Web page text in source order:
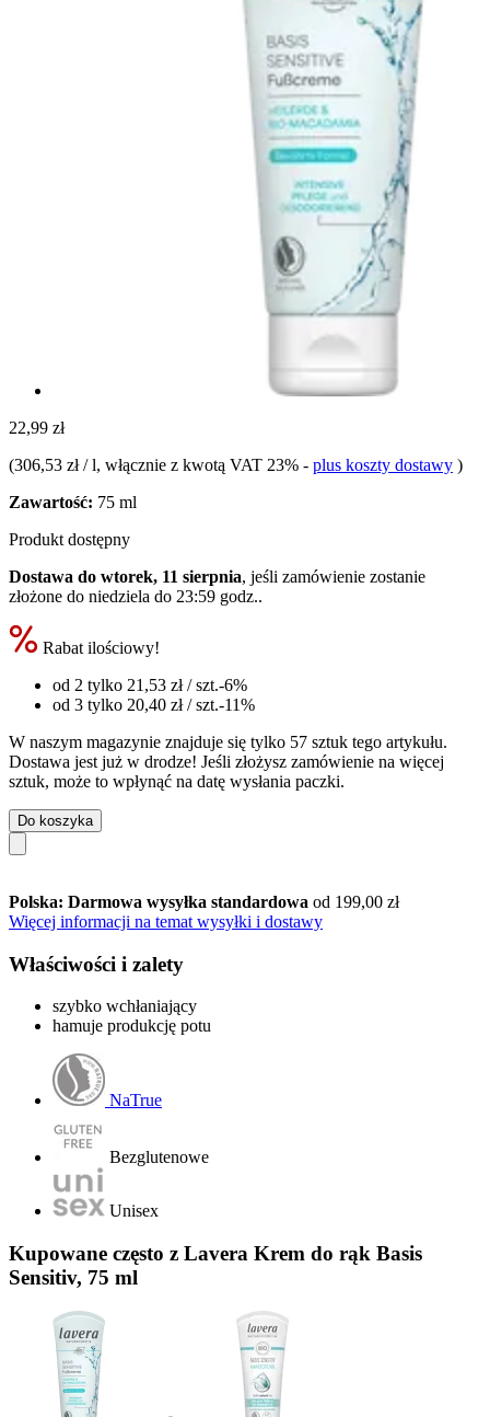
22,99 zł
(306,53 zł / l, włącznie z kwotą VAT 23% - plus koszty dostawy )
Zawartość: 75 ml
Produkt dostępny
Dostawa do wtorek, 11 sierpnia, jeśli zamówienie zostanie
złożone do niedziela do 23:59 godz..
Rabat ilościowy!
od 2 tylko 21,53 zł/ szt.-6%
od 3 tylko 20,40 zł/ szt.-11%
W naszym magazynie znajduje się tylko 57 sztuk tego artykułu.
Dostawa jest już w drodze! Jeśli złożysz zamówienie na więcej
sztuk, może to wpłynąć na datę wysłania paczki.
Do koszyka
Polska: Darmowa wysyłka standardowa od 199,00 zł
Więcej informacji na temat wysyłki i dostawy
Właściwości i zalety
szybko wchłaniający
hamuje produkcję potu
NaTrue
Bezglutenowe
Unisex
Kupowane często z Lavera Krem do rąk Basis
Sensitiv, 75 ml